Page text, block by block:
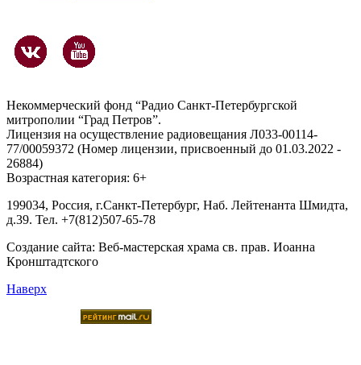
Некоммерческий фонд “Радио Санкт-Петербургской
митрополии “Град Петров”.
Лицензия на осуществление радиовещания Л033-00114-
77/00059372 (Номер лицензии, присвоенный до 01.03.2022 -
26884)
Возрастная категория: 6+
199034, Россия, г.Санкт-Петербург, Наб. Лейтенанта Шмидта,
д.39. Тел. +7(812)507-65-78
Создание сайта: Веб-мастерская храма св. прав. Иоанна
Кронштадтского
Наверх